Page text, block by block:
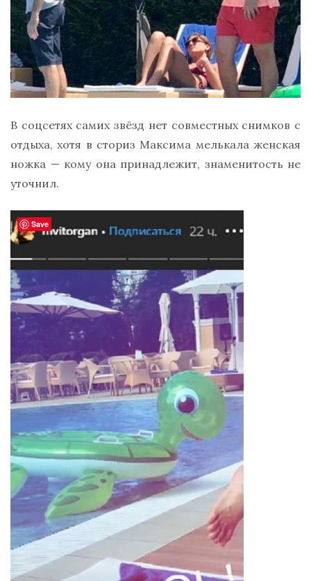
В соцсетях самих звёзд нет совместных снимков с
отдыха, хотя в сториз Максима мелькала женская
ножка — кому она принадлежит, знаменитость не
уточнил.
Save